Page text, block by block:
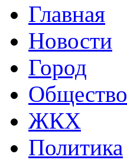
Главная
Новости
Город
Общество
ЖКХ
Политика